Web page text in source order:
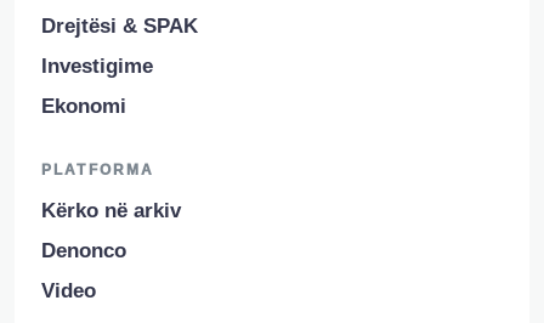
Drejtësi & SPAK
Investigime
Ekonomi
PLATFORMA
Kërko në arkiv
Denonco
Video